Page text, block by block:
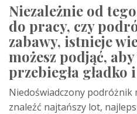
Niezależnie od
do pracy, czy
zabawy, istnieje
możesz podjąć,
przebiegła gładko
Niedoświadczony podróżnik
znaleźć najtańszy lot,